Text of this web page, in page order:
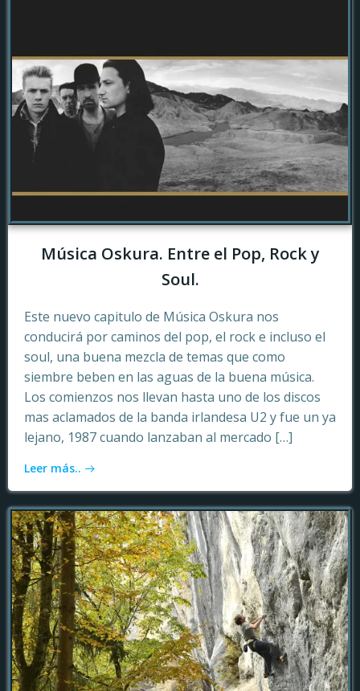
Música Oskura. Entre el Pop, Rock y
Soul.
Este nuevo capitulo de Música Oskura nos
conducirá por caminos del pop, el rock e incluso el
soul, una buena mezcla de temas que como
siembre beben en las aguas de la buena música.
Los comienzos nos llevan hasta uno de los discos
mas aclamados de la banda irlandesa U2 y fue un ya
lejano, 1987 cuando lanzaban al mercado […]
Leer más..